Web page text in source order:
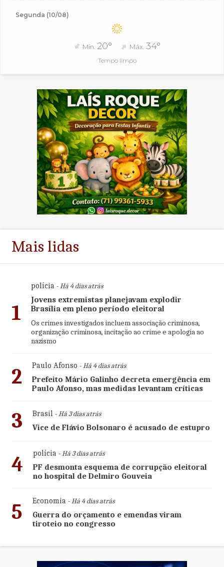
Segunda (10/08)
Mín. 20° Máx. 34°
Tempo limpo
Mais lidas
1
polícia- Há 4 dias atrás
Jovens extremistas planejavam explodir
Brasília em pleno período eleitoral
Os crimes investigados incluem associação criminosa,
organização criminosa, incitação ao crime e apologia ao
nazismo
2 Paulo Afonso - Há 4 dias atrás
Prefeito Mário Galinho decreta emergência em
Paulo Afonso, mas medidas levantam críticas
3 Brasil- Há 3 dias atrás
Vice de Flávio Bolsonaro é acusado de estupro
4 polícia- Há 3 dias atrás
PF desmonta esquema de corrupção eleitoral
no hospital de Delmiro Gouveia
5 Economia- Há 4 dias atrás
Guerra do orçamento e emendas viram
tiroteio no congresso